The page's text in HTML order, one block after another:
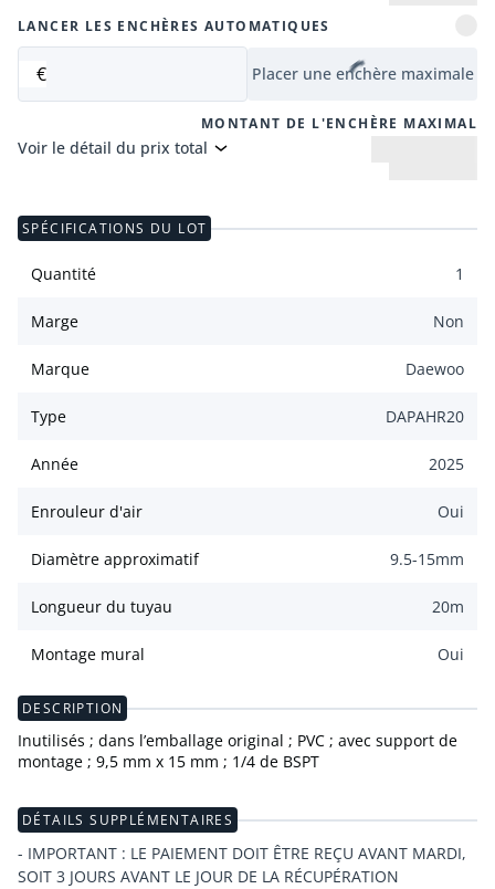
LANCER LES ENCHÈRES AUTOMATIQUES
€ Placer une enchère maximale
MONTANT DE L'ENCHÈRE MAXIMAL
Voir le détail du prix total
SPÉCIFICATIONS DU LOT
Quantité 1
Marge Non
Marque Daewoo
Type DAPAHR20
Année 2025
Enrouleur d'air Oui
Diamètre approximatif 9.5-15mm
Longueur du tuyau 20m
Montage mural Oui
DESCRIPTION
Inutilisés ; dans l’emballage original ; PVC ; avec support de
montage ; 9,5 mm x 15 mm ; 1/4 de BSPT
DÉTAILS SUPPLÉMENTAIRES
- IMPORTANT : LE PAIEMENT DOIT ÊTRE REÇU AVANT MARDI,
SOIT 3 JOURS AVANT LE JOUR DE LA RÉCUPÉRATION